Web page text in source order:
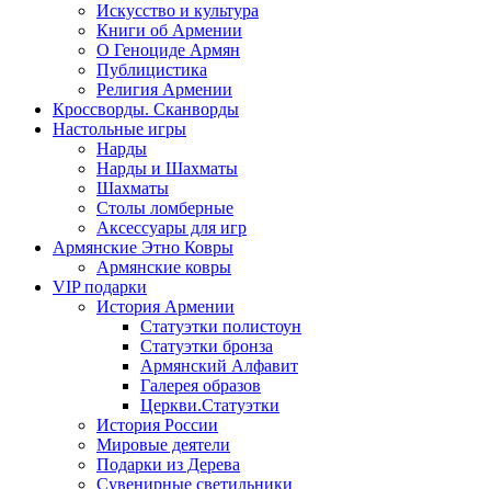
Иcкусство и культура
Книги об Армении
О Геноциде Армян
Публицистика
Религия Армении
Кроссворды. Сканворды
Настольные игры
Нарды
Нарды и Шахматы
Шахматы
Столы ломберные
Аксессуары для игр
Армянские Этно Ковры
Армянские ковры
VIP подарки
История Армении
Статуэтки полистоун
Статуэтки бронза
Армянский Алфавит
Галерея образов
Церкви.Статуэтки
История России
Мировые деятели
Подарки из Дерева
Сувенирные светильники